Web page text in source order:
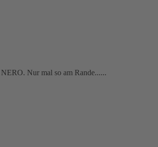
Nur mal so am Rande......